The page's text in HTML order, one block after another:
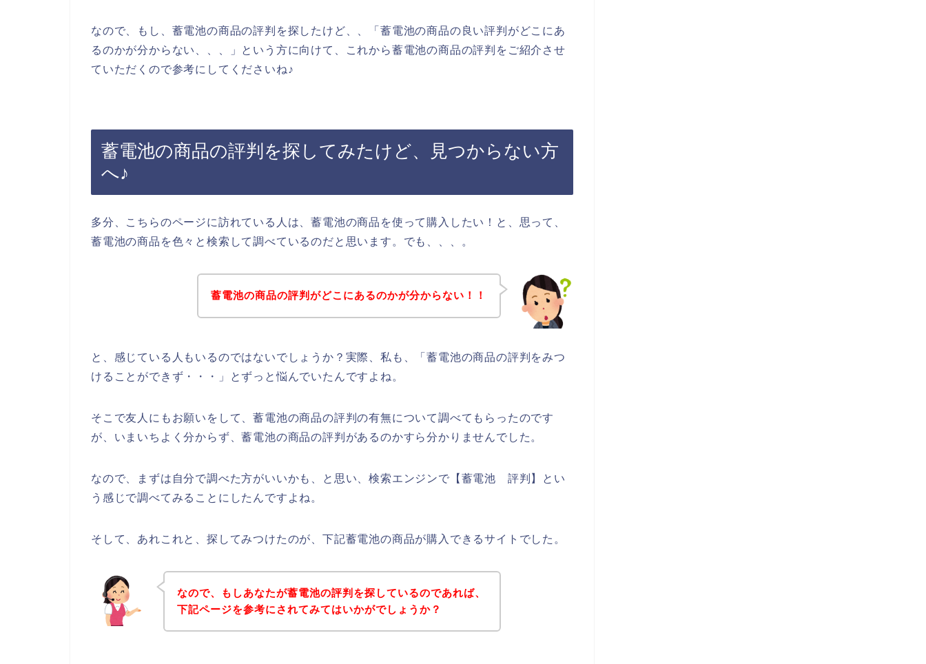
なので、もし、蓄電池の商品の評判を探したけど、、「蓄電池の商品の良い評判がどこにあ
るのかが分からない、、、」という方に向けて、これから蓄電池の商品の評判をご紹介させ
ていただくので参考にしてくださいね♪
蓄電池の商品の評判を探してみたけど、見つからない方
へ♪
多分、こちらのページに訪れている人は、蓄電池の商品を使って購入したい！と、思って、
蓄電池の商品を色々と検索して調べているのだと思います。でも、、、。
蓄電池の商品の評判がどこにあるのかが分からない！！
と、感じている人もいるのではないでしょうか？実際、私も、「蓄電池の商品の評判をみつ
けることができず・・・」とずっと悩んでいたんですよね。
そこで友人にもお願いをして、蓄電池の商品の評判の有無について調べてもらったのです
が、いまいちよく分からず、蓄電池の商品の評判があるのかすら分かりませんでした。
なので、まずは自分で調べた方がいいかも、と思い、検索エンジンで【蓄電池 評判】とい
う感じで調べてみることにしたんですよね。
そして、あれこれと、探してみつけたのが、下記蓄電池の商品が購入できるサイトでした。
なので、もしあなたが蓄電池の評判を探しているのであれば、
下記ページを参考にされてみてはいかがでしょうか？